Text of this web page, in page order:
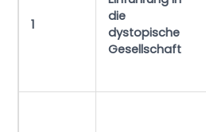
1
die
dystopische
Gesellschaft